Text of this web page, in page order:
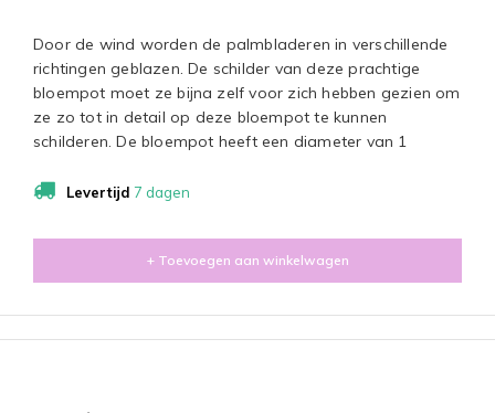
Door de wind worden de palmbladeren in verschillende
richtingen geblazen. De schilder van deze prachtige
bloempot moet ze bijna zelf voor zich hebben gezien om
ze zo tot in detail op deze bloempot te kunnen
schilderen. De bloempot heeft een diameter van 1
Levertijd 7 dagen
+ Toevoegen aan winkelwagen